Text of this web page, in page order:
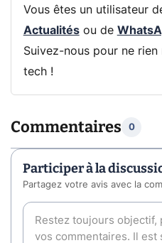
Vous êtes un utilisateur
Actualitésou de
Suivez-nous pour ne
tech !
Commentaires 0
Participer à la
Partagez votre avis avec la